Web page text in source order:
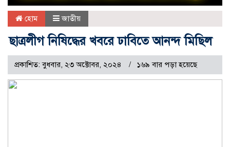
হোম জাতীয়
ছাত্রলীগ নিষিদ্ধের খবরে ঢাবিতে আনন্দ মিছিল
প্রকাশিত: বুধবার, ২৩ অক্টোবর, ২০২৪ ১৬৯ বার পড়া হয়েছে